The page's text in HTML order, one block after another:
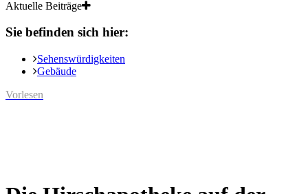
Aktuelle Beiträge
Sie befinden sich hier:
Sehenswürdigkeiten
Gebäude
Vorlesen